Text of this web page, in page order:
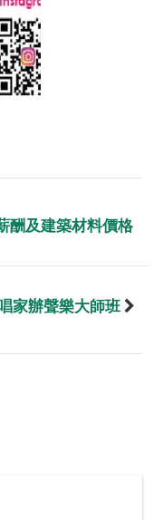
酬及建築材料價格
家辦聲樂大師班